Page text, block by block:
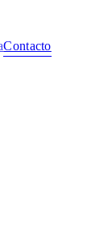
Contacto